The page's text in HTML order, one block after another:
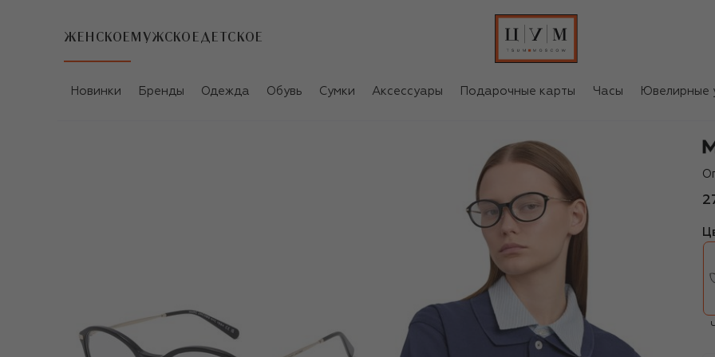
ЖЕНСКОЕ МУЖСКОЕ ДЕТСКОЕ
Новинки Бренды Одежда Обувь Сумки Аксессуары Подарочные карты Часы Ювелирные